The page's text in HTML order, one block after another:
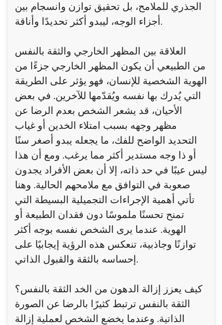
الجذري للملامح، بل تحقيق توازن وانسجام بين
أجزاء الوجه، ليبدو أكثر تحديدًا وأناقة.
العلاقة بين المظهر الخارجي والثقة بالنفس
من الطبيعي أن يكون المظهر الخارجي جزءًا من
الهوية الشخصية للإنسان، فهو يؤثر على الطريقة
التي يُدرك بها نفسه ويُقدّمها للآخرين. في بعض
الأحيان، قد يشعر الشخص بعدم الرضا عن
مظهر وجهه بسبب امتلاء الخدين أو غياب
التحديد الواضح للفك، ما يجعله يبدو أصغر سنًا
أو ذا وجه مستدير أكثر مما يرغب. ومع أن هذا
ليس عيبًا في حد ذاته، إلا أن بعض الأفراد يجدون
صعوبة في التوافق مع ملامحهم الحالية. وهنا
تأتي أهمية الإجراءات التجميلية البسيطة التي
تمنح تحسنًا ملموسًا دون فقدان الطبيعة أو
الهوية. عندما يرى الشخص نفسه بوجه أكثر
توازنًا وجاذبية، تنعكس هذه الرؤية إيجابيًا على
إحساسه بالثقة والقبول الذاتي.
كيف يعزز إزالة الدهون من الخد الثقة بالنفس؟
الثقة بالنفس ترتبط كثيرًا بالرضا عن الصورة
الذاتية. وعندما يخضع الشخص لعملية إزالة